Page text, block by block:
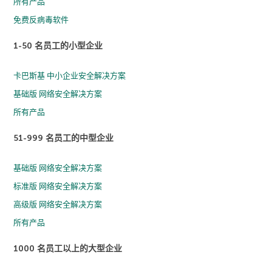
免费反病毒软件
1-50 名员工的小型企业
卡巴斯基 中小企业安全解决方案
基础版 网络安全解决方案
所有产品
51-999 名员工的中型企业
基础版 网络安全解决方案
标准版 网络安全解决方案
高级版 网络安全解决方案
所有产品
1000 名员工以上的大型企业